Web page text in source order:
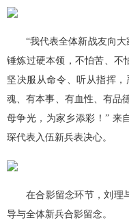
“我代表全体新战友向
锤炼过硬本领，不怕苦、不
坚决服从命令、听从指挥
魂、有本事、有血性、有品
母争光，为家乡添彩！” 来
琛代表入伍新兵表决心。
在合影留念环节，刘理
导与全体新兵合影留念。